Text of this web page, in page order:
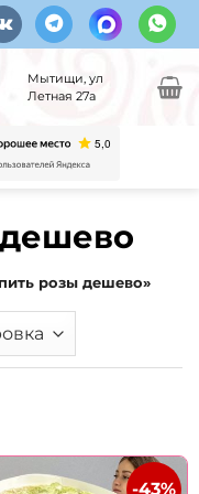
Мытищи, ул
Летная 27а
розы дешево»
-43%